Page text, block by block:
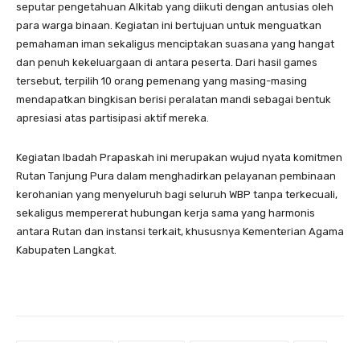
seputar pengetahuan Alkitab yang diikuti dengan antusias oleh
para warga binaan. Kegiatan ini bertujuan untuk menguatkan
pemahaman iman sekaligus menciptakan suasana yang hangat
dan penuh kekeluargaan di antara peserta. Dari hasil games
tersebut, terpilih 10 orang pemenang yang masing-masing
mendapatkan bingkisan berisi peralatan mandi sebagai bentuk
apresiasi atas partisipasi aktif mereka.
Kegiatan Ibadah Prapaskah ini merupakan wujud nyata komitmen
Rutan Tanjung Pura dalam menghadirkan pelayanan pembinaan
kerohanian yang menyeluruh bagi seluruh WBP tanpa terkecuali,
sekaligus mempererat hubungan kerja sama yang harmonis
antara Rutan dan instansi terkait, khususnya Kementerian Agama
Kabupaten Langkat.